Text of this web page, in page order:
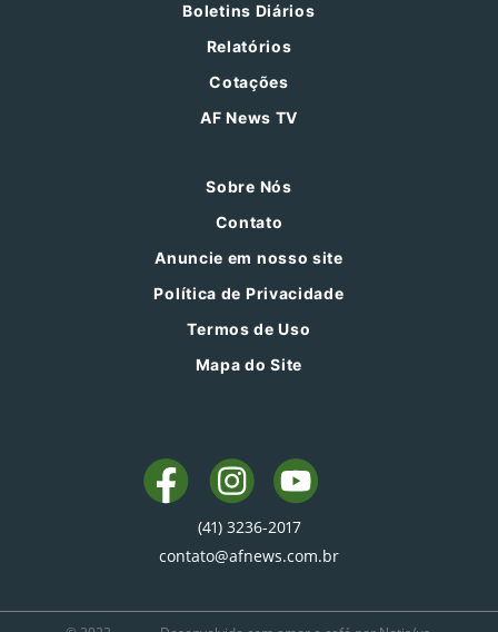
Boletins Diários
Relatórios
Cotações
AF News TV
Sobre Nós
Contato
Anuncie em nosso site
Política de Privacidade
Termos de Uso
Mapa do Site
(41) 3236-2017
contato@afnews.com.br